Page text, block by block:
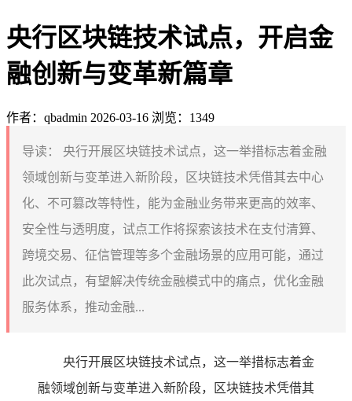
央行区块链技术试点，开启金
融创新与变革新篇章
作者：qbadmin 2026-03-16 浏览：1349
导读：
央行开展区块链技术试点，这一举措标志着金融
领域创新与变革进入新阶段，区块链技术凭借其去中心
化、不可篡改等特性，能为金融业务带来更高的效率、
安全性与透明度，试点工作将探索该技术在支付清算、
跨境交易、征信管理等多个金融场景的应用可能，通过
此次试点，有望解决传统金融模式中的痛点，优化金融
服务体系，推动金融...
央行开展区块链技术试点，这一举措标志着金
融领域创新与变革进入新阶段，区块链技术凭借其